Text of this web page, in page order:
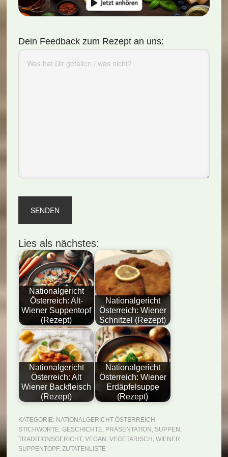
Dein Feedback zum Rezept an uns:
Lies als nächstes:
Nationalgericht
Österreich: Alt-
Wiener Suppentopf
(Rezept)
Nationalgericht
Österreich: Wiener
Schnitzel (Rezept)
Nationalgericht
Österreich: Alt
Wiener Backfleisch
(Rezept)
Nationalgericht
Österreich: Wiener
Erdäpfelsuppe
(Rezept)
KATEGORIE: NATIONALGERICHT ÖSTERREICH
STICHWORTE: GESCHICHTE, PRÄSENTATION , SUPPEN ,
TRADITIONSGERICHT, VEGAN , VEGETARISCH , WIENER
SUPPENTOPF, ZUTATENLISTE